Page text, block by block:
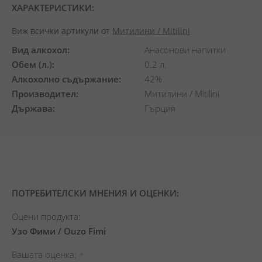
ХАРАКТЕРИСТИКИ:
Виж всички артикули от Митилини / Mitilini
Вид алкохол
Анасонови напитки
Обем (л.)
0.2 л.
Алкохолно съдържание
42%
Производител
Митилини / Mitilini
Държава
Гърция
ПОТРЕБИТЕЛСКИ МНЕНИЯ И ОЦЕНКИ:
Оцени продукта:
Узо Фими / Ouzo Fimi
Вашата оценка